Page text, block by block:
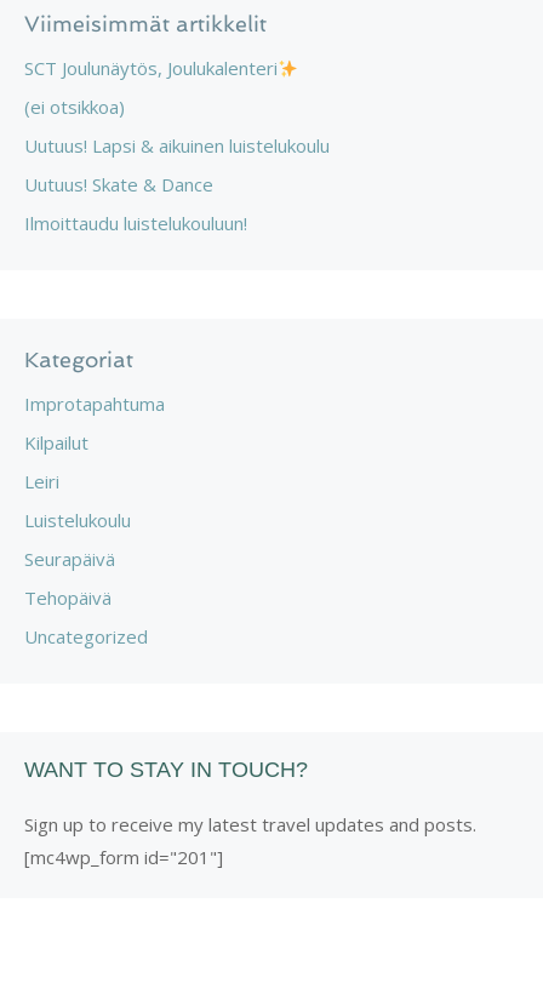
Viimeisimmät artikkelit
SCT Joulunäytös, Joulukalenteri
(ei otsikkoa)
Uutuus! Lapsi & aikuinen luistelukoulu
Uutuus! Skate & Dance
Ilmoittaudu luistelukouluun!
Kategoriat
Improtapahtuma
Kilpailut
Leiri
Luistelukoulu
Seurapäivä
Tehopäivä
Uncategorized
WANT TO STAY IN TOUCH?
Sign up to receive my latest travel updates and posts.
[mc4wp_form id="201"]